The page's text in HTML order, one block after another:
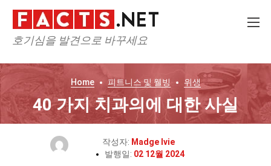
호기심을 발견으로 바꾸세요
Home 피트니스 및 웰빙 위생
40 가지 치과의에 대한 사실
작성자: Madge Ivie
발행일: 02 12월 2024